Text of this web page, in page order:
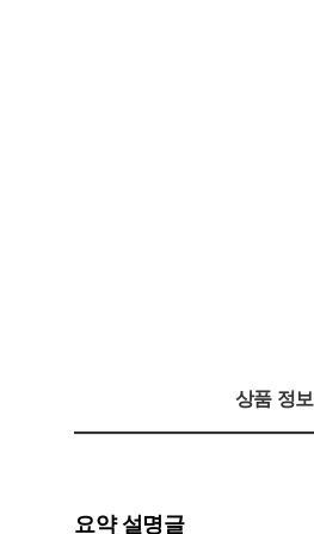
상품 정보
요약 설명글